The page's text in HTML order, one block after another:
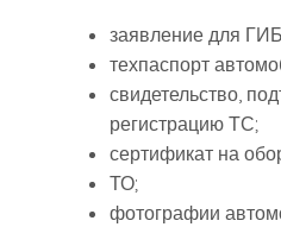
заявление для
техпаспорт
свидетельство,
регистрацию ТС;
сертификат на
ТО;
фотографии